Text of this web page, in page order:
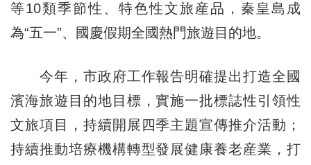
等10類季節性、特色性文旅産品，秦皇島成
為“五一”、國慶假期全國熱門旅遊目的地。
今年，市政府工作報告明確提出打造全國
濱海旅遊目的地目標，實施一批標誌性引領性
文旅項目，持續開展四季主題宣傳推介活動；
持續推動培療機構轉型發展健康養老産業，打